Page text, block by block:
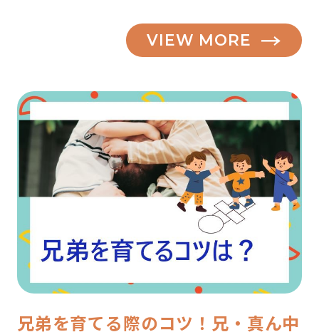
VIEW MORE
兄弟を育てる際のコツ！兄・真ん中